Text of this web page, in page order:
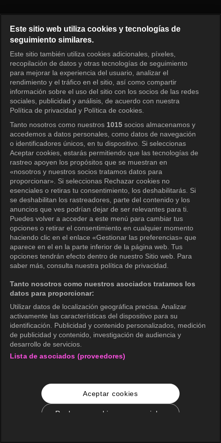
Iniciar sesión
Este sitio web utiliza cookies y tecnologías de
seguimiento similares.
Este sitio también utiliza cookies adicionales, píxeles,
recopilación de datos y otras tecnologías de seguimiento
para mejorar la experiencia del usuario, analizar el
rendimiento y el tráfico en el sitio, así como compartir
información sobre el uso del sitio con los socios de las redes
sociales, publicidad y análisis, de acuerdo con nuestra
Política de privacidad y Política de cookies.
Tanto nosotros como nuestros 1015 socios almacenamos y
accedemos a datos personales, como datos de navegación
o identificadores únicos, en tu dispositivo. Si seleccionas
Aceptar cookies, estarás permitiendo que las tecnologías de
rastreo apoyen los propósitos que se muestran en
«nosotros y nuestros socios tratamos datos para
proporcionar». Si seleccionas Rechazar cookies no
esenciales o retiras tu consentimiento, los deshabilitarás. Si
se deshabilitan los rastreadores, parte del contenido y los
anuncios que ves podrían dejar de ser relevantes para ti.
Puedes volver a acceder a este menú para cambiar tus
opciones o retirar el consentimiento en cualquier momento
haciendo clic en el enlace «Gestionar las preferencias» que
aparece en el en la parte inferior de la página web. Tus
opciones tendrán efecto dentro de nuestro Sitio web. Para
saber más, consulta nuestra política de privacidad.
Tanto nosotros como nuestros asociados tratamos los
datos para proporcionar:
Utilizar datos de localización geográfica precisa. Analizar
activamente las características del dispositivo para su
identificación. Publicidad y contenido personalizados, medición
de publicidad y contenido, investigación de audiencia y
desarrollo de servicios.
Lista de asociados (proveedores)
Aceptar cookies
Rechazar cookies no esenciales